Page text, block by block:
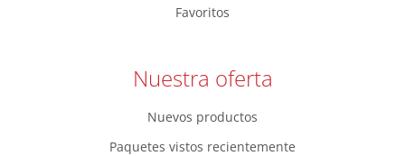
Favoritos
Nuestra oferta
Nuevos productos
Paquetes vistos recientemente